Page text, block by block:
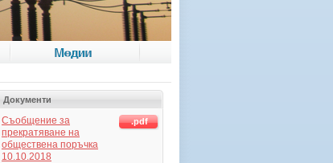
Медии
Документи
Съобщение за
прекратяване на
обществена поръчка
10.10.2018
.pdf